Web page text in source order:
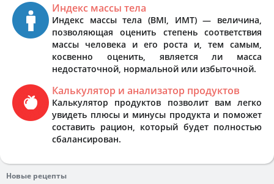
Индекс массы тела
Индекс массы тела (BMI, ИМТ) — величина,
позволяющая оценить степень соответствия
массы человека и его роста и, тем самым,
косвенно оценить, является ли масса
недостаточной, нормальной или избыточной.
Калькулятор и анализатор продуктов
Калькулятор продуктов позволит вам легко
увидеть плюсы и минусы продукта и поможет
составить рацион, который будет полностью
сбалансирован.
Новые рецепты